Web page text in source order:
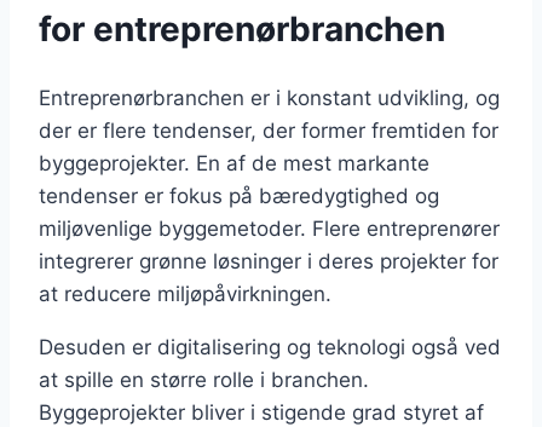
for entreprenørbranchen
Entreprenørbranchen er i konstant udvikling, og
der er flere tendenser, der former fremtiden for
byggeprojekter. En af de mest markante
tendenser er fokus på bæredygtighed og
miljøvenlige byggemetoder. Flere entreprenører
integrerer grønne løsninger i deres projekter for
at reducere miljøpåvirkningen.
Desuden er digitalisering og teknologi også ved
at spille en større rolle i branchen.
Byggeprojekter bliver i stigende grad styret af